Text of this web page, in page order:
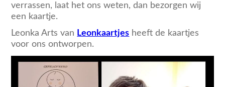
verrassen, laat het ons weten, dan bezorgen wij
een kaartje.
Leonka Arts van Leonkaartjes heeft de kaartjes
voor ons ontworpen.